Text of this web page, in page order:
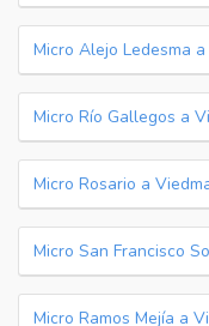
Micro Alejo Ledesma
Micro Río Gallegos a
Micro Rosario a
Micro San Francisco
Micro Ramos Mejía a